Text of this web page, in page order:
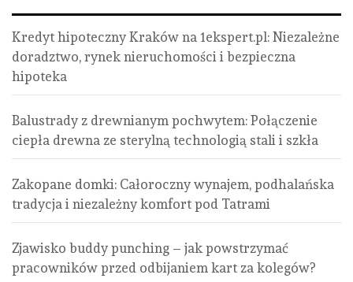
Kredyt hipoteczny Kraków na 1ekspert.pl: Niezależne
doradztwo, rynek nieruchomości i bezpieczna
hipoteka
Balustrady z drewnianym pochwytem: Połączenie
ciepła drewna ze sterylną technologią stali i szkła
Zakopane domki: Całoroczny wynajem, podhalańska
tradycja i niezależny komfort pod Tatrami
Zjawisko buddy punching – jak powstrzymać
pracowników przed odbijaniem kart za kolegów?